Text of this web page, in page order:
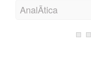
AnalÃ­tica